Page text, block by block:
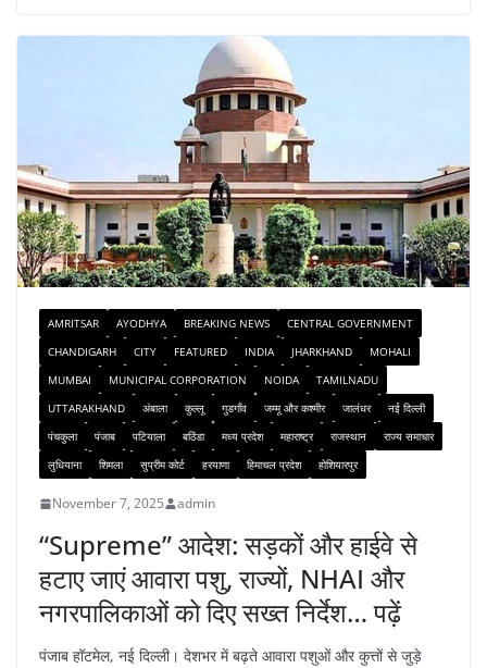
AMRITSAR AYODHYA BREAKING NEWS
CENTRAL GOVERNMENT
CHANDIGARH
CITY FEATURED INDIA JHARKHAND
MOHALI
MUMBAI
MUNICIPAL CORPORATION NOIDA
TAMILNADU
UTTARAKHAND
अंबाला कुल्लू गुडगाँव जम्मू और कश्मीर जालंधर
नई दिल्ली
पंचकुला
पंजाब पटियाला बठिंडा मध्य प्रदेश महाराष्ट्र राजस्थान
राज्य समाचार
लुधियाना
शिमला सुप्रीम कोर्ट हरयाणा हिमाचल प्रदेश होशियारपुर
November 7, 2025 admin
“Supreme” आदेश: सड़कों और हाईवे से
हटाए जाएं आवारा पशु, राज्यों, NHAI और
नगरपालिकाओं को दिए सख्त निर्देश… पढ़ें
पंजाब हॉटमेल, नई दिल्ली। देशभर में बढ़ते आवारा पशुओं और कुत्तों से जुड़े